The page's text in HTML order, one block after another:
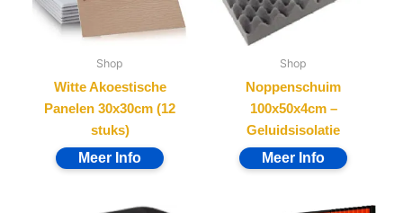
Shop
Akoestisch Doek |
Premium Luidsprekerstof
Shop
Akoestisch Schuim 12x –
Geluidsisolatie
30x30x2,5cm